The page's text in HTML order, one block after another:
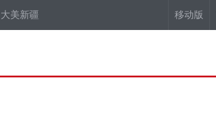
移动版
美新疆